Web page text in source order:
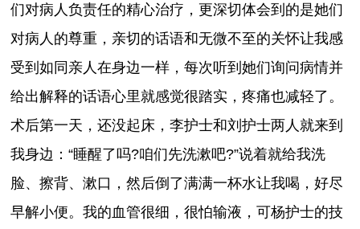
们对病人负责任的精心治疗，更深切体会到的是她们
对病人的尊重，亲切的话语和无微不至的关怀让我感
受到如同亲人在身边一样，每次听到她们询问病情并
给出解释的话语心里就感觉很踏实，疼痛也减轻了。
术后第一天，还没起床，李护士和刘护士两人就来到
我身边：“睡醒了吗?咱们先洗漱吧?”说着就给我洗
脸、擦背、漱口，然后倒了满满一杯水让我喝，好尽
早解小便。我的血管很细，很怕输液，可杨护士的技